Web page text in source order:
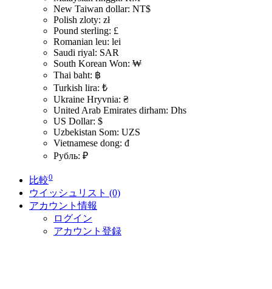
New Taiwan dollar: NT$
Polish zloty: zł
Pound sterling: £
Romanian leu: lei
Saudi riyal: SAR
South Korean Won: ₩
Thai baht: ฿
Turkish lira: ₺
Ukraine Hryvnia: ₴
United Arab Emirates dirham: Dhs
US Dollar: $
Uzbekistan Som: UZS
Vietnamese dong: đ
Рубль: ₽
比較0
ウイッシュリスト (0)
アカウント情報
ログイン
アカウント登録